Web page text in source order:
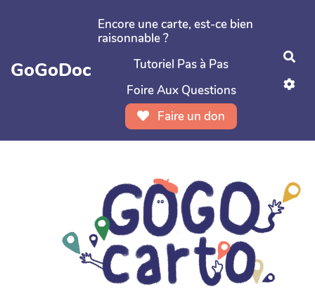
Aller au contenu principal
GoGoDoc
Encore une carte, est-ce bien
raisonnable ?
Tutoriel Pas à Pas
Foire Aux Questions
Faire un don